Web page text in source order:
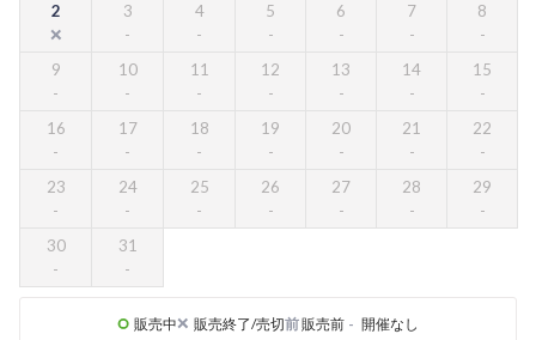
2 3 4 5 6 7 8
9 10 11 12 13 14 15
16 17 18 19 20 21 22
23 24 25 26 27 28 29
30 31
販売中 販売終了/売切前販売前 - 開催なし